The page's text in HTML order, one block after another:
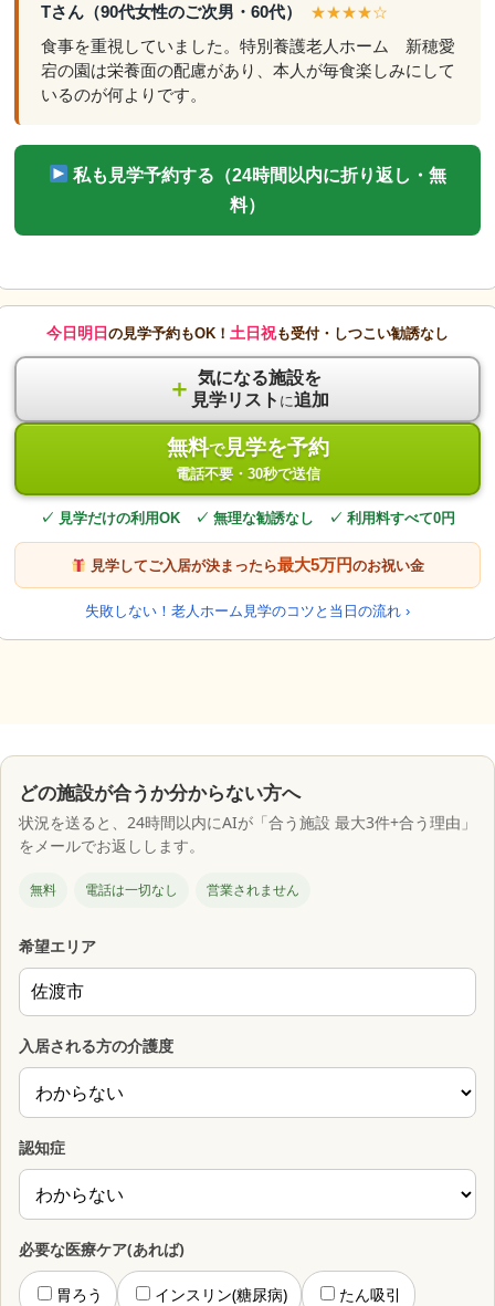
Tさん（90代女性のご次男・60代） ★★★★☆
食事を重視していました。特別養護老人ホーム 新穂愛
宕の園は栄養面の配慮があり、本人が毎食楽しみにして
いるのが何よりです。
私も見学予約する（24時間以内に折り返し・無
料）
今日明日 の見学予約もOK！ 土日祝も受付・しつこい勧誘なし
＋ 気になる施設を
見学リスト に追加
無料で見学を予約
電話不要・30秒で送信
✓ 見学だけの利用OK ✓ 無理な勧誘なし ✓ 利用料すべて0円
見学してご入居が決まったら最大5万円のお祝い金
失敗しない！老人ホーム見学のコツと当日の流れ ›
どの施設が合うか分からない方へ
状況を送ると、24時間以内にAIが「合う施設 最大3件+合う理由」
をメールでお返しします。
無料 電話は一切なし 営業されません
希望エリア
入居される方の介護度
認知症
必要な医療ケア(あれば)
胃ろう インスリン(糖尿病) たん吸引